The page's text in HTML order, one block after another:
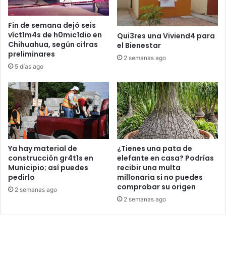
Fin de semana dejó seis
víct1m4s de h0mic1dio en
Chihuahua, según cifras
preliminares
5 días ago
Qui3res una Viviend4 para
el Bienestar
2 semanas ago
Ya hay material de
construcción gr4t1s en
Municipio; así puedes
pedirlo
2 semanas ago
¿Tienes una pata de
elefante en casa? Podrías
recibir una multa
millonaria si no puedes
comprobar su origen
2 semanas ago